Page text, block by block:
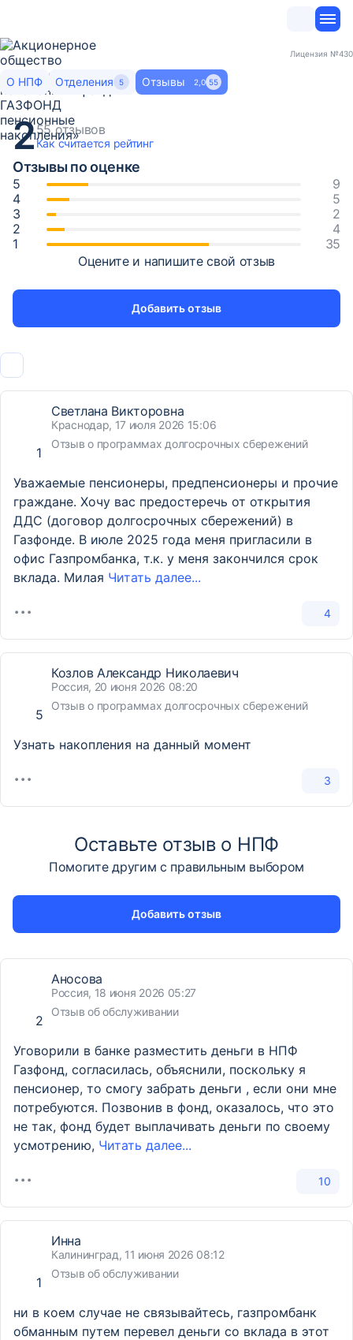
Лицензия №430
О НПФ Отделения 5 Отзывы 2,0 55
255 отзывов
Как считается рейтинг
Отзывы по оценке
35
4
2
5
9
Оцените и напишите свой отзыв
Добавить отзыв
1
Светлана Викторовна
Краснодар, 17 июля 2026 15:06
Отзыв о программах долгосрочных сбережений
Уважаемые пенсионеры, предпенсионеры и прочие
граждане. Хочу вас предостеречь от открытия
ДДС (договор долгосрочных сбережений) в
Газфонде. В июле 2025 года меня пригласили в
офис Газпромбанка, т.к. у меня закончился срок
вклада. Милая Читать далее...
4
5
Козлов Александр Николаевич
Россия, 20 июня 2026 08:20
Отзыв о программах долгосрочных сбережений
Узнать накопления на данный момент
3
Оставьте отзыв о НПФ
Помогите другим с правильным выбором
Добавить отзыв
2
Аносова
Россия, 18 июня 2026 05:27
Отзыв об обслуживании
Уговорили в банке разместить деньги в НПФ
Газфонд, согласилась, объяснили, поскольку я
пенсионер, то смогу забрать деньги , если они мне
потребуются. Позвонив в фонд, оказалось, что это
не так, фонд будет выплачивать деньги по своему
усмотрению, Читать далее...
10
1
Инна
Калининград, 11 июня 2026 08:12
Отзыв об обслуживании
ни в коем случае не связывайтесь, газпромбанк
обманным путем перевел деньги со вклада в этот